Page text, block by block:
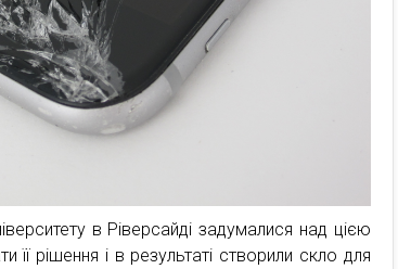
в Ріверсайді задумалися над цією
рішення і в результаті створили скло для